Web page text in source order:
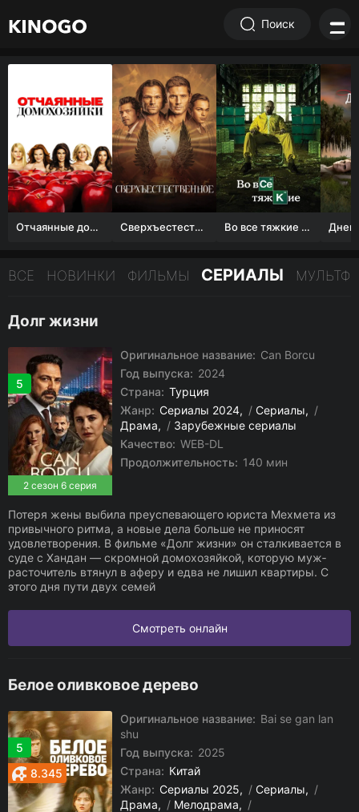
Поиск
Отчаянные домохозяйки (1 сезон) Сверхъестественное Во все тяжкие 1-5 сезон
ВСЕ НОВИНКИ ФИЛЬМЫ СЕРИАЛЫ
Долг жизни
5
2 сезон 6 серия
Оригинальное название: Can Borcu
Год выпуска: 2024
Страна: Турция
Жанр: Сериалы 2024 / Сериалы
/
Драма
/ Зарубежные сериалы
Качество: WEB-DL
Продолжительность: 140 мин
Потеря жены выбила преуспевающего юриста Мехмета из
привычного ритма, а новые дела больше не приносят
удовлетворения. В фильме «Долг жизни» он сталкивается в
суде с Хандан — скромной домохозяйкой, которую муж‐
расточитель втянул в аферу и едва не лишил квартиры. С
этого дня пути двух семей
Смотреть онлайн
Белое оливковое дерево
5
8.345
Оригинальное название: Bai se gan lan
shu
Год выпуска: 2025
Страна: Китай
Жанр: Сериалы 2025 / Сериалы
/
Драма
/ Мелодрама
/